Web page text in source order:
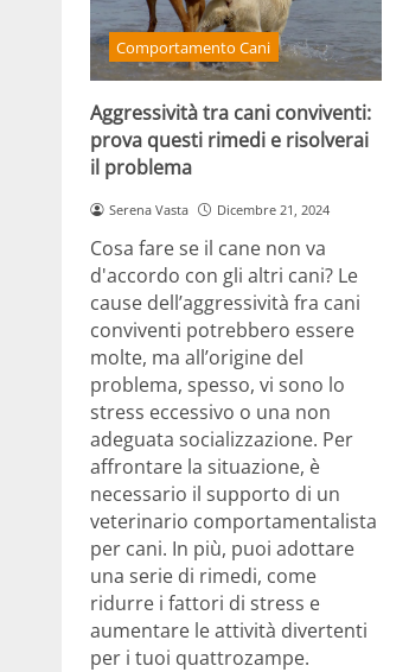
Comportamento Cani
Aggressività tra cani conviventi:
prova questi rimedi e risolverai
il problema
Serena Vasta Dicembre 21, 2024
Cosa fare se il cane non va
d'accordo con gli altri cani? Le
cause dell’aggressività fra cani
conviventi potrebbero essere
molte, ma all’origine del
problema, spesso, vi sono lo
stress eccessivo o una non
adeguata socializzazione. Per
affrontare la situazione, è
necessario il supporto di un
veterinario comportamentalista
per cani. In più, puoi adottare
una serie di rimedi, come
ridurre i fattori di stress e
aumentare le attività divertenti
per i tuoi quattrozampe.